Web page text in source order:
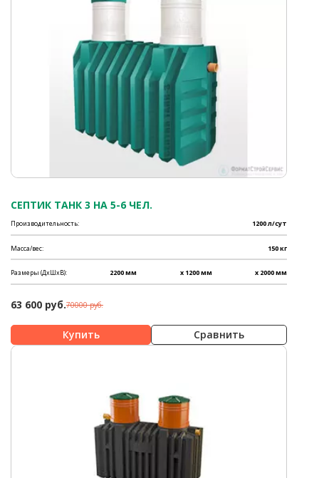
СЕПТИК ТАНК 3 НА 5-6 ЧЕЛ.
Производительность: 1200 л/сут
Масса/вес: 150 кг
Размеры (ДхШхВ): 2200 мм x 1200 мм x 2000 мм
63 600 руб.70000 руб.
Сравнить